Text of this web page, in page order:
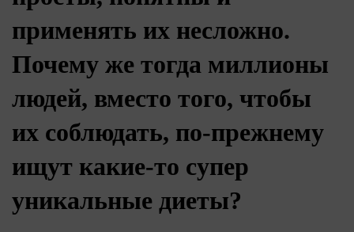
применять их несложно.
Почему же тогда миллионы
людей, вместо того, чтобы
их соблюдать, по-прежнему
ищут какие-то супер
уникальные диеты?